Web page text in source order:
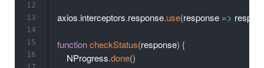
axios.interceptors.response.use(response =>
functioncheckStatus(response) {
    NProgress
.done()
12
13
14
15
16